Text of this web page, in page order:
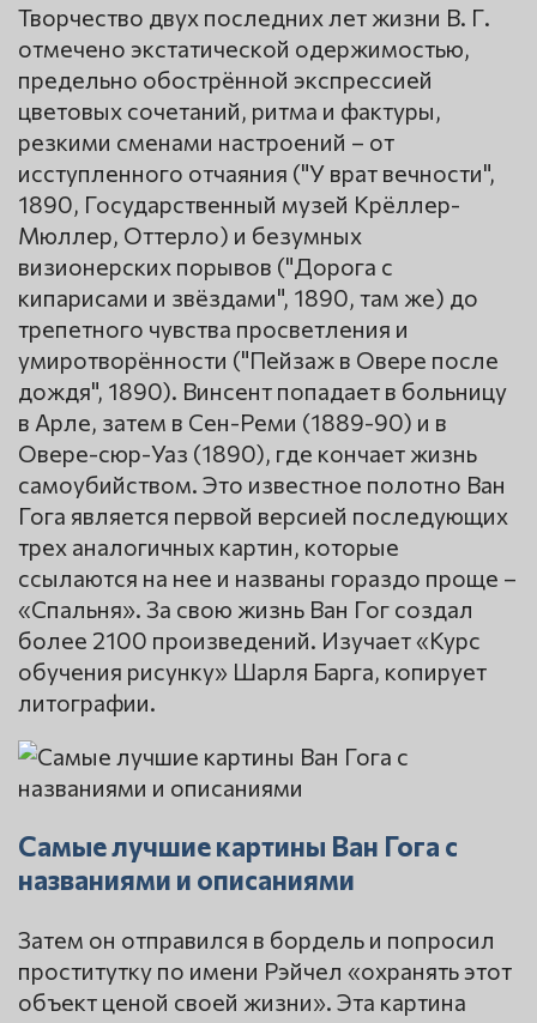
Творчество двух последних лет жизни В. Г.
отмечено экстатической одержимостью,
предельно обострённой экспрессией
цветовых сочетаний, ритма и фактуры,
резкими сменами настроений – от
исступленного отчаяния ("У врат вечности",
1890, Государственный музей Крёллер-
Мюллер, Оттерло) и безумных
визионерских порывов ("Дорога с
кипарисами и звёздами", 1890, там же) до
трепетного чувства просветления и
умиротворённости ("Пейзаж в Овере после
дождя", 1890). Винсент попадает в больницу
в Арле, затем в Сен-Реми (1889-90) и в
Овере-сюр-Уаз (1890), где кончает жизнь
самоубийством. Это известное полотно Ван
Гога является первой версией последующих
трех аналогичных картин, которые
ссылаются на нее и названы гораздо проще –
«Спальня». За свою жизнь Ван Гог создал
более 2100 произведений. Изучает «Курс
обучения рисунку» Шарля Барга, копирует
литографии.
Самые лучшие картины Ван Гога с
названиями и описаниями
Затем он отправился в бордель и попросил
проститутку по имени Рэйчел «охранять этот
объект ценой своей жизни». Эта картина